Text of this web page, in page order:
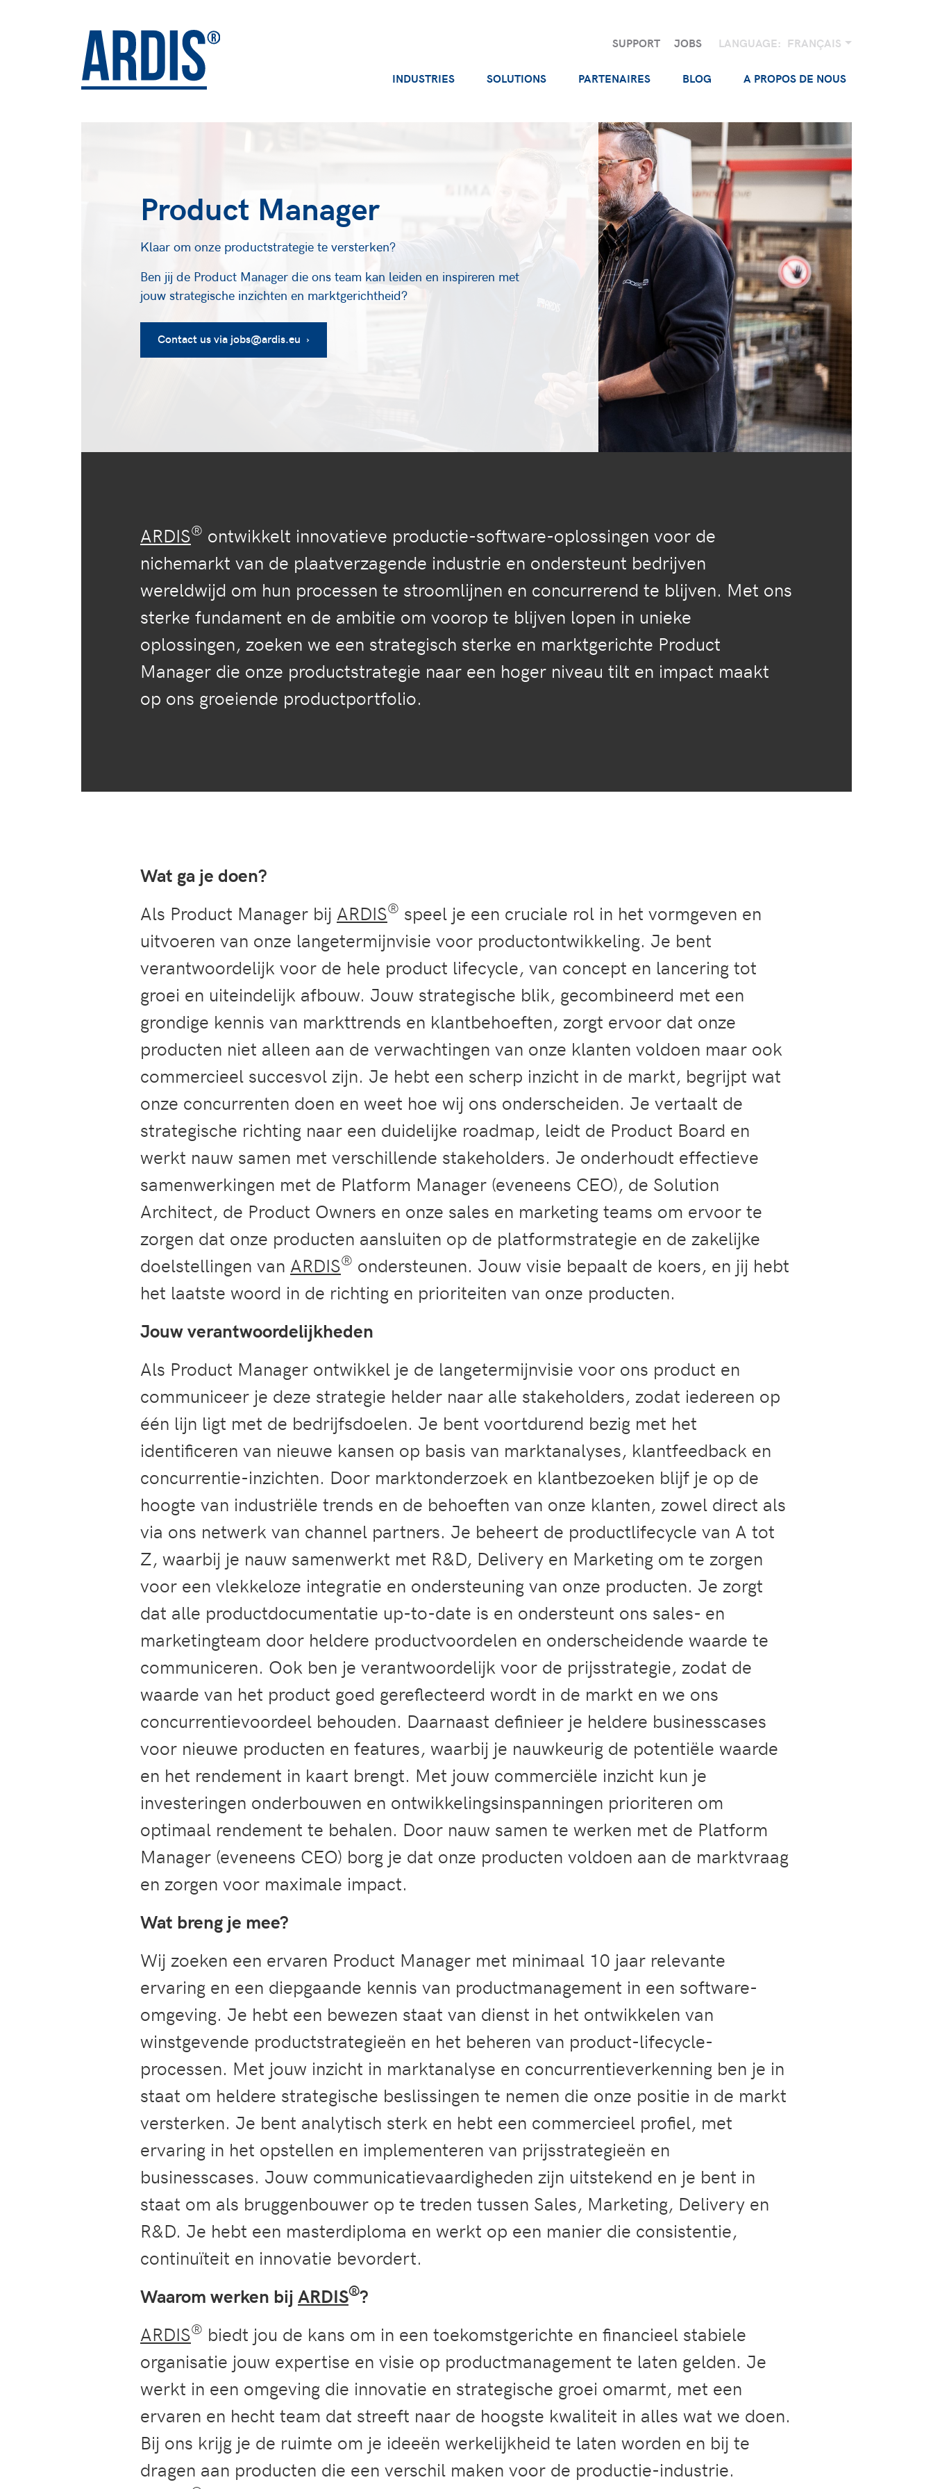
SUPPORT JOBS LANGUAGE: FRANÇAIS
INDUSTRIES SOLUTIONS PARTENAIRES BLOG A PROPOS DE NOUS
Product Manager
Klaar om onze productstrategie te versterken?
Ben jij de Product Manager die ons team kan leiden en inspireren met
jouw strategische inzichten en marktgerichtheid?
Contact us via jobs@ardis.eu ›
ARDIS® ontwikkelt innovatieve productie-software-oplossingen voor de
nichemarkt van de plaatverzagende industrie en ondersteunt bedrijven
wereldwijd om hun processen te stroomlijnen en concurrerend te blijven. Met ons
sterke fundament en de ambitie om voorop te blijven lopen in unieke
oplossingen, zoeken we een strategisch sterke en marktgerichte Product
Manager die onze productstrategie naar een hoger niveau tilt en impact maakt
op ons groeiende productportfolio.
Wat ga je doen?
Als Product Manager bij ARDIS® speel je een cruciale rol in het vormgeven en
uitvoeren van onze langetermijnvisie voor productontwikkeling. Je bent
verantwoordelijk voor de hele product lifecycle, van concept en lancering tot
groei en uiteindelijk afbouw. Jouw strategische blik, gecombineerd met een
grondige kennis van markttrends en klantbehoeften, zorgt ervoor dat onze
producten niet alleen aan de verwachtingen van onze klanten voldoen maar ook
commercieel succesvol zijn. Je hebt een scherp inzicht in de markt, begrijpt wat
onze concurrenten doen en weet hoe wij ons onderscheiden. Je vertaalt de
strategische richting naar een duidelijke roadmap, leidt de Product Board en
werkt nauw samen met verschillende stakeholders. Je onderhoudt effectieve
samenwerkingen met de Platform Manager (eveneens CEO), de Solution
Architect, de Product Owners en onze sales en marketing teams om ervoor te
zorgen dat onze producten aansluiten op de platformstrategie en de zakelijke
doelstellingen van ARDIS® ondersteunen. Jouw visie bepaalt de koers, en jij hebt
het laatste woord in de richting en prioriteiten van onze producten.
Jouw verantwoordelijkheden
Als Product Manager ontwikkel je de langetermijnvisie voor ons product en
communiceer je deze strategie helder naar alle stakeholders, zodat iedereen op
één lijn ligt met de bedrijfsdoelen. Je bent voortdurend bezig met het
identificeren van nieuwe kansen op basis van marktanalyses, klantfeedback en
concurrentie-inzichten. Door marktonderzoek en klantbezoeken blijf je op de
hoogte van industriële trends en de behoeften van onze klanten, zowel direct als
via ons netwerk van channel partners. Je beheert de productlifecycle van A tot
Z, waarbij je nauw samenwerkt met R&D, Delivery en Marketing om te zorgen
voor een vlekkeloze integratie en ondersteuning van onze producten. Je zorgt
dat alle productdocumentatie up-to-date is en ondersteunt ons sales- en
marketingteam door heldere productvoordelen en onderscheidende waarde te
communiceren. Ook ben je verantwoordelijk voor de prijsstrategie, zodat de
waarde van het product goed gereflecteerd wordt in de markt en we ons
concurrentievoordeel behouden. Daarnaast definieer je heldere businesscases
voor nieuwe producten en features, waarbij je nauwkeurig de potentiële waarde
en het rendement in kaart brengt. Met jouw commerciële inzicht kun je
investeringen onderbouwen en ontwikkelingsinspanningen prioriteren om
optimaal rendement te behalen. Door nauw samen te werken met de Platform
Manager (eveneens CEO) borg je dat onze producten voldoen aan de marktvraag
en zorgen voor maximale impact.
Wat breng je mee?
Wij zoeken een ervaren Product Manager met minimaal 10 jaar relevante
ervaring en een diepgaande kennis van productmanagement in een software-
omgeving. Je hebt een bewezen staat van dienst in het ontwikkelen van
winstgevende productstrategieën en het beheren van product-lifecycle-
processen. Met jouw inzicht in marktanalyse en concurrentieverkenning ben je in
staat om heldere strategische beslissingen te nemen die onze positie in de markt
versterken. Je bent analytisch sterk en hebt een commercieel profiel, met
ervaring in het opstellen en implementeren van prijsstrategieën en
businesscases. Jouw communicatievaardigheden zijn uitstekend en je bent in
staat om als bruggenbouwer op te treden tussen Sales, Marketing, Delivery en
R&D. Je hebt een masterdiploma en werkt op een manier die consistentie,
continuïteit en innovatie bevordert.
Waarom werken bij ARDIS®?
ARDIS® biedt jou de kans om in een toekomstgerichte en financieel stabiele
organisatie jouw expertise en visie op productmanagement te laten gelden. Je
werkt in een omgeving die innovatie en strategische groei omarmt, met een
ervaren en hecht team dat streeft naar de hoogste kwaliteit in alles wat we doen.
Bij ons krijg je de ruimte om je ideeën werkelijkheid te laten worden en bij te
dragen aan producten die een verschil maken voor de productie-industrie.